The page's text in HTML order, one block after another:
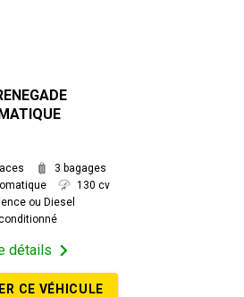
3 bagages
130 cv
ou Diesel
détails
CE VÉHICULE